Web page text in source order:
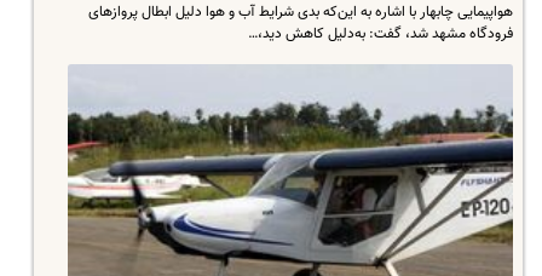
هواپیمایی چابهار با اشاره به ‌این‌که بدی شرایط آب و هوا دلیل ابطال پروازهای
فرودگاه مشهد شد، گفت: به‌دلیل کاهش دید،…